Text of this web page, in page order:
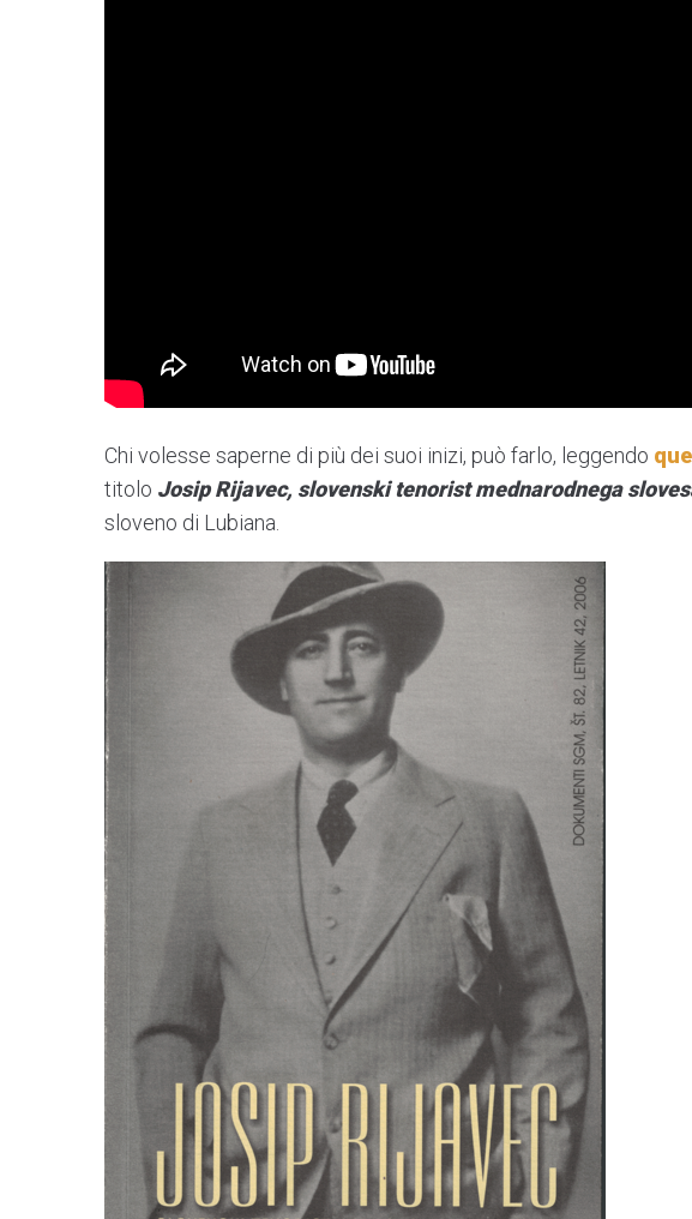
Chi volesse saperne di più dei suoi inizi, può farlo, leggendo
titolo Josip Rijavec, slovenski tenorist mednarodnega
sloveno di Lubiana.